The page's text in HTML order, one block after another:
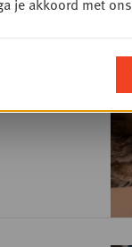
je akkoord met ons